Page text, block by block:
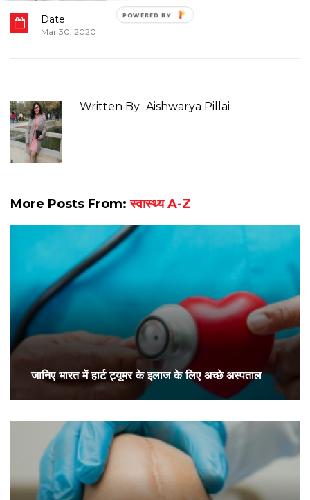
Date
Mar 30, 2020
Written By Aishwarya Pillai
More Posts From:स्वास्थ्य A-Z
जानिए भारत में हार्ट ट्यूमर के इलाज के लिए अच्छे अस्पताल